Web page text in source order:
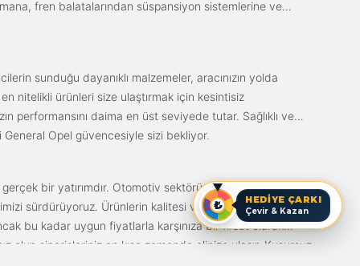
HEDİYE ÇARKI
Çevir & Kazan
fren balatalarından süspansiyon sistemlerine ve
sunduğu dayanıklı malzemeler, aracınızın yolda
nitelikli ürünleri size ulaştırmak için kesintisiz
performansını daima en üst seviyede tutar. Sağlıklı ve
Opel güvencesiyle sizi bekliyor.
bir yatırımdır. Otomotiv sektörünün en çok
sürdürüyoruz. Ürünlerin kalitesi ve bunun fiyat karşılığı
bu kadar uygun fiyatlarla karşınıza bir fırsat olarak
olun siparişleriniz en kısa zamanda elinize ulaşır. Kusursuz